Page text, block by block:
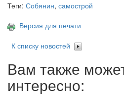
Теги: Собянин, самострой
Версия для печати
К списку новостей
Вам также
интересно: